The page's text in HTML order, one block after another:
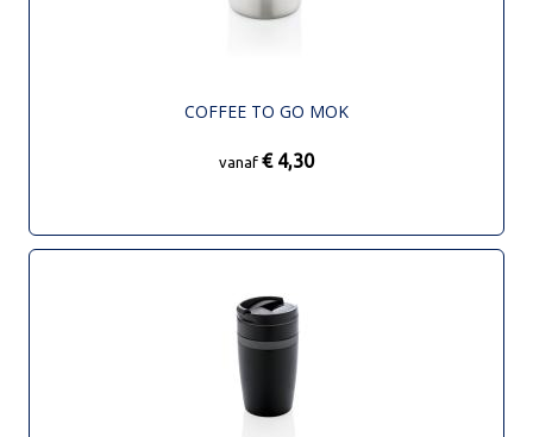
COFFEE TO GO MOK
vanaf € 4,30